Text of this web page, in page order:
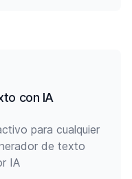
con IA
para cualquier
de texto
IA